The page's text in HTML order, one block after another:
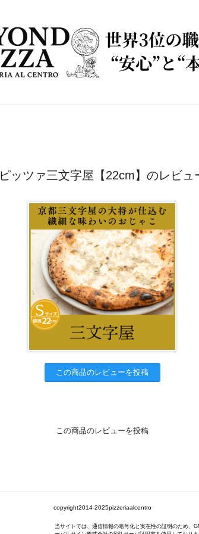
ピッツァ三文字屋【22cm】のレビュ
この商品のレビューを投稿
この商品のレビューを投稿
copyright2014-2025pizzeriaalcentro
当サイトでは、通信情報の暗号化と実在性の証明のため、